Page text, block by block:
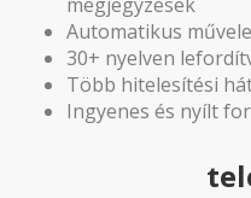
megjegyzések
Automatikus
30+ nyelven
Több hitelesítési
Ingyenes és nyílt